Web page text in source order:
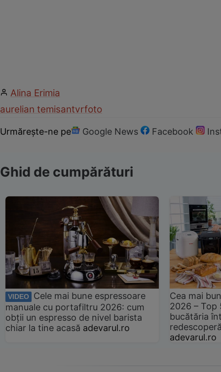
Alina Erimia
aurelian temisantvrfoto
Urmărește-ne pe Google News Facebook
Ghid de cumpărături
VIDEO
Cele mai bune espressoare
manuale cu portafiltru 2026: cum
obții un espresso de nivel barista
chiar la tine acasă adevarul.ro
Cea mai
2026 –
bucătăria
adevarul.ro